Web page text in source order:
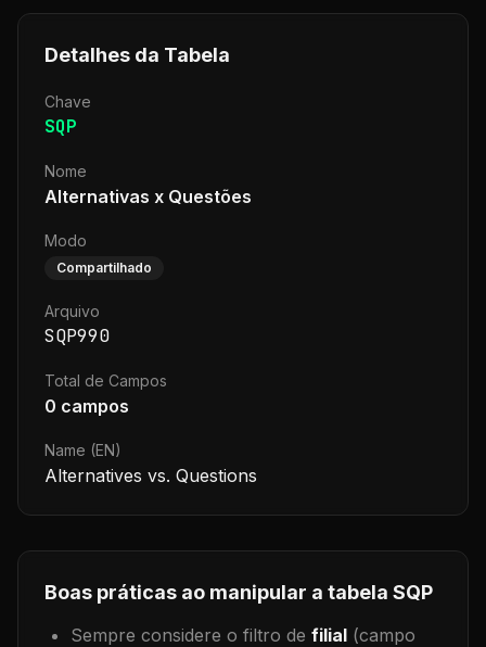
Detalhes da Tabela
Chave
SQP
Nome
Alternativas x Questões
Modo
Compartilhado
Arquivo
SQP990
Total de Campos
0 campos
Name (EN)
Alternatives vs. Questions
Boas práticas ao manipular a tabela SQP
Sempre considere o filtro de filial (campo